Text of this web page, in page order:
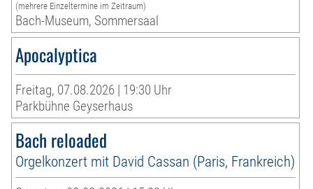
(mehrere Einzeltermine im Zeitraum)
Bach-Museum, Sommersaal
Apocalyptica
Freitag, 07.08.2026 | 19:30 Uhr
Parkbühne Geyserhaus
Bach reloaded
Orgelkonzert mit David Cassan (Paris, Frankreich)